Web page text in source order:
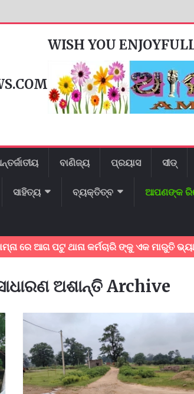
WISH YOU
ବାଣିଜ୍ୟ ପ୍ରୟାସ ସୀଡ୍
ସାହିତ୍ୟ ବ୍ୟକ୍ତିତ୍ବ ଆପଣଙ୍କ
ଆଗ ପଟୁ ଥାନା କର୍ମଚାରି ଙ୍କୁ ଏକ ମାରୁତି ଭ୍ୟାନ
ଅଶାନ୍ତି Archive